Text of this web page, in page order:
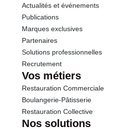
Protéines
Sel
Sodium
Actualités et événements
Publications
Marques exclusives
Partenaires
Solutions professionnelles
Recrutement
Vos métiers
Restauration Commerciale
Boulangerie-Pâtisserie
Restauration Collective
Nos solutions